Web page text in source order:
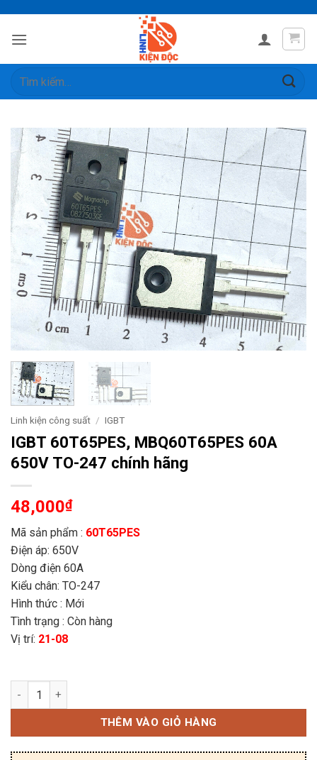
content
Tìm
kiếm:
Linh kiện công suất / IGBT
IGBT 60T65PES, MBQ60T65PES 60A
650V TO-247 chính hãng
48,000₫
Mã sản phẩm : 60T65PES
Điện áp: 650V
Dòng điện 60A
Kiểu chân: TO-247
Hình thức : Mới
Tình trạng : Còn hàng
Vị trí: 21-08
IGBT 60T65PES, MBQ60T65PES 60A 650V TO-
THÊM VÀO GIỎ HÀNG